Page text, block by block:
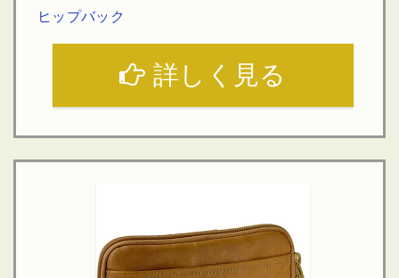
ヒップバック
詳しく見る